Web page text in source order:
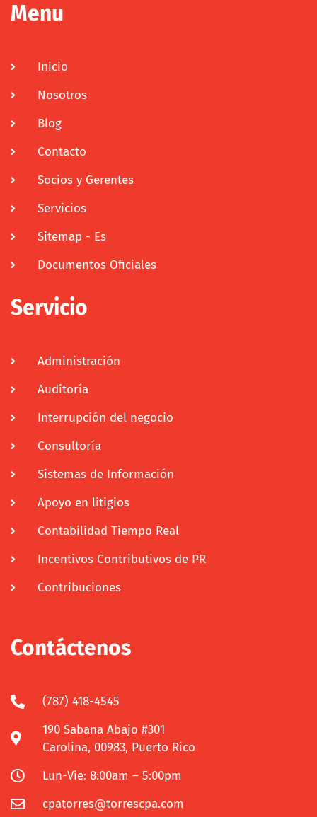
Menu
Inicio
Nosotros
Blog
Contacto
Socios y Gerentes
Servicios
Sitemap - Es
Documentos Oficiales
Servicio
Administración
Auditoría
Interrupción del negocio
Consultoría
Sistemas de Información
Apoyo en litigios
Contabilidad Tiempo Real
Incentivos Contributivos de PR
Contribuciones
Contáctenos
(787) 418-4545
190 Sabana Abajo #301
Carolina, 00983, Puerto Rico
Lun-Vie: 8:00am – 5:00pm
cpatorres@torrescpa.com